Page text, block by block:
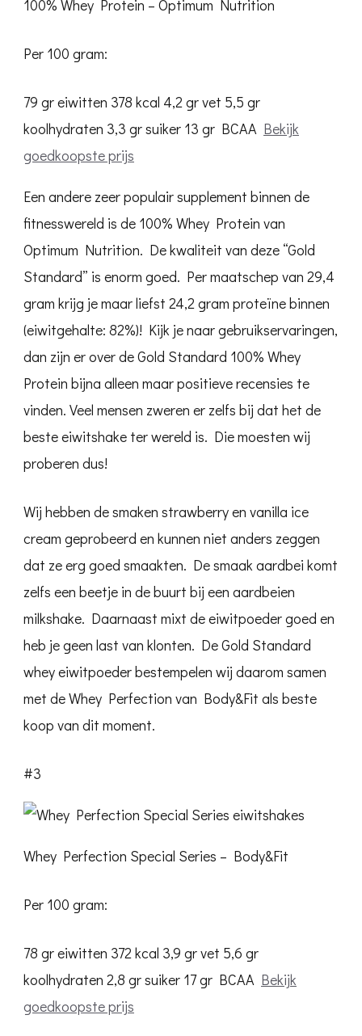
100% Whey Protein – Optimum Nutrition
Per 100 gram:
79 gr eiwitten 378 kcal 4,2 gr vet 5,5 gr
koolhydraten 3,3 gr suiker 13 gr BCAA Bekijk
goedkoopste prijs
Een andere zeer populair supplement binnen de
fitnesswereld is de 100% Whey Protein van
Optimum Nutrition. De kwaliteit van deze “Gold
Standard” is enorm goed. Per maatschep van 29,4
gram krijg je maar liefst 24,2 gram proteïne binnen
(eiwitgehalte: 82%)! Kijk je naar gebruikservaringen,
dan zijn er over de Gold Standard 100% Whey
Protein bijna alleen maar positieve recensies te
vinden. Veel mensen zweren er zelfs bij dat het de
beste eiwitshake ter wereld is. Die moesten wij
proberen dus!
Wij hebben de smaken strawberry en vanilla ice
cream geprobeerd en kunnen niet anders zeggen
dat ze erg goed smaakten. De smaak aardbei komt
zelfs een beetje in de buurt bij een aardbeien
milkshake. Daarnaast mixt de eiwitpoeder goed en
heb je geen last van klonten. De Gold Standard
whey eiwitpoeder bestempelen wij daarom samen
met de Whey Perfection van Body&Fit als beste
koop van dit moment.
#3
Whey Perfection Special Series – Body&Fit
Per 100 gram:
78 gr eiwitten 372 kcal 3,9 gr vet 5,6 gr
koolhydraten 2,8 gr suiker 17 gr BCAA Bekijk
goedkoopste prijs